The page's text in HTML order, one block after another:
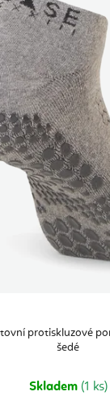
protiskluzové
šedé
Skladem (1 ks)